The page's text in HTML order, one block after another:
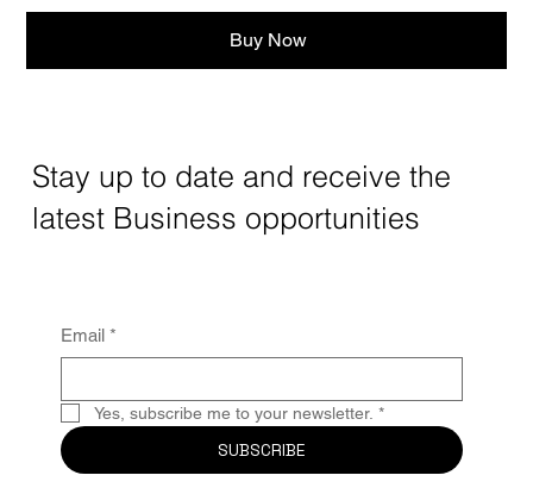
Buy Now
Stay up to date and receive the
latest Business opportunities
Email *
Yes, subscribe me to your newsletter. *
SUBSCRIBE